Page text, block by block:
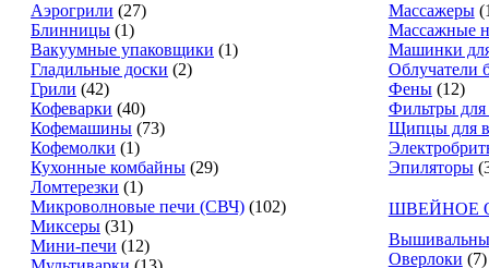
Аэрогрили (27)
Блинницы (1)
Вакуумные упаковщики (1)
Гладильные доски (2)
Грили (42)
Кофеварки (40)
Кофемашины (73)
Кофемолки (1)
Кухонные комбайны (29)
Ломтерезки (1)
Микроволновые печи (СВЧ) (102)
Миксеры (31)
Мини-печи (12)
Массажеры
Массажные
Машинки
Облучатели
Фены (12)
Фильтры
Щипцы для
Эпиляторы
ШВЕЙНОЕ
Оверлоки (7)